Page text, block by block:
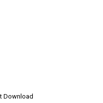
Download